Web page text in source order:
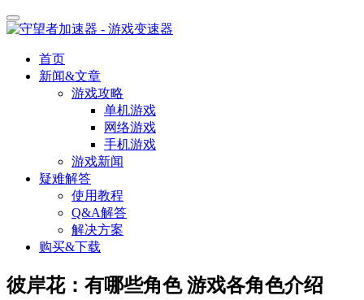
首页
新闻&文章
游戏攻略
单机游戏
网络游戏
手机游戏
游戏新闻
疑难解答
使用教程
Q&A解答
解决方案
购买&下载
彼岸花：有哪些角色 游戏各角色介绍